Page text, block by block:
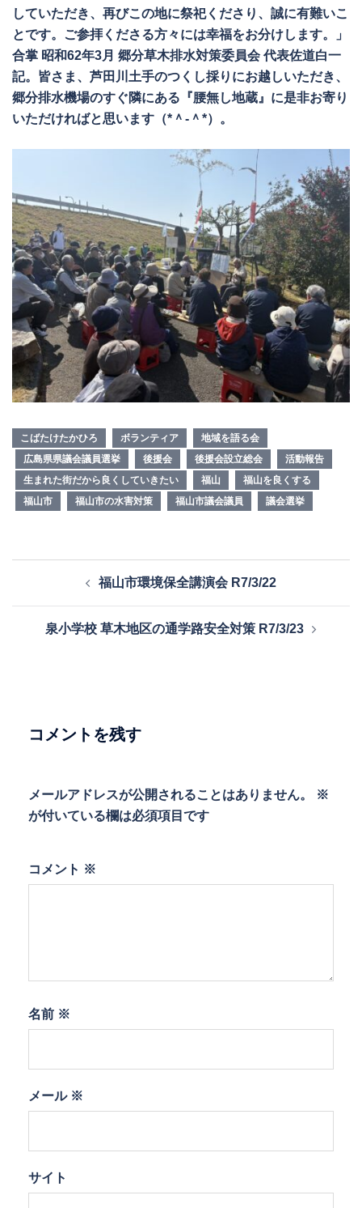
していただき、再びこの地に祭祀くださり、誠に有難いこ
とです。ご参拝くださる方々には幸福をお分けします。」
合掌 昭和62年3月 郷分草木排水対策委員会 代表佐道白一
記。皆さま、芦田川土手のつくし採りにお越しいただき、
郷分排水機場のすぐ隣にある『腰無し地蔵』に是非お寄り
いただければと思います（*＾-＾*）。
こばたけたかひろ ボランティア
地域を語る会
広島県県議会議員選挙
後援会 後援会設立総会
活動報告
生まれた街だから良くしていきたい
福山
福山を良くする
福山市
福山市の水害対策 福山市議会議員 議会選挙
ョ
福山市環境保全講演会 R7/3/22
泉小学校 草木地区の通学路安全対策 R7/3/23
コメントを残す
メールアドレスが公開されることはありません。
※
が付いている欄は必須項目です
コメント ※
名前 ※
メール ※
サイト